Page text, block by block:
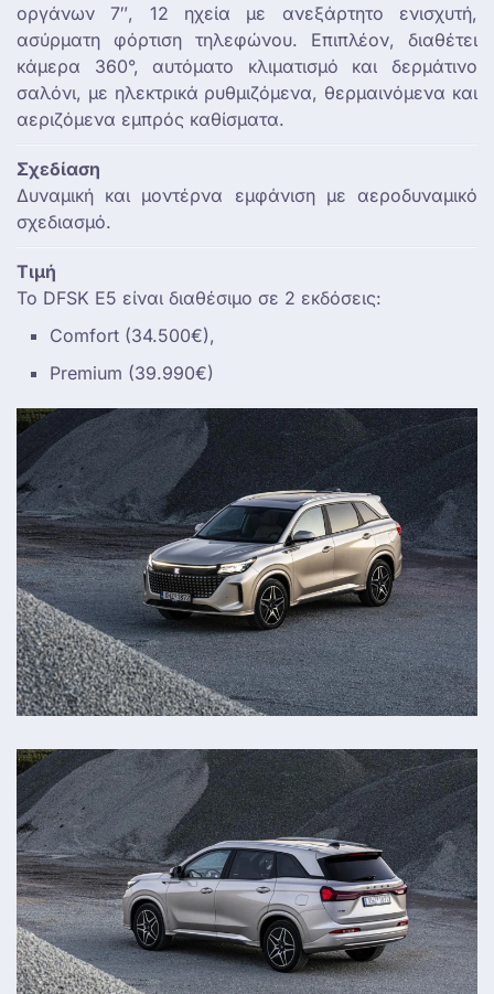
οργάνων 7″, 12 ηχεία με ανεξάρτητο ενισχυτή,
ασύρματη φόρτιση τηλεφώνου. Επιπλέον, διαθέτει
κάμερα 360°, αυτόματο κλιματισμό και δερμάτινο
σαλόνι, με ηλεκτρικά ρυθμιζόμενα, θερμαινόμενα και
αεριζόμενα εμπρός καθίσματα.
Σχεδίαση
Δυναμική και μοντέρνα εμφάνιση με αεροδυναμικό
σχεδιασμό.
Τιμή
Το DFSK E5 είναι διαθέσιμο σε 2 εκδόσεις:
Comfort (34.500€),
Premium (39.990€)